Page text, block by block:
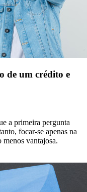
de um crédito e
a primeira pergunta
focar-se apenas na
menos vantajosa.